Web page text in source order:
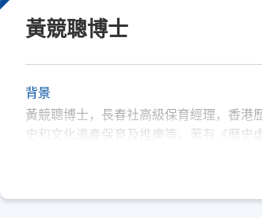
黃競聰博士
背景
黃競聰博士，長春社高級保育經理，香港
史和文化遺產保育及推廣等。著有《歷史
港潮人盂蘭勝會》、《城西溯 古：西營
民間文 獻與文物選錄》、《風俗通通識